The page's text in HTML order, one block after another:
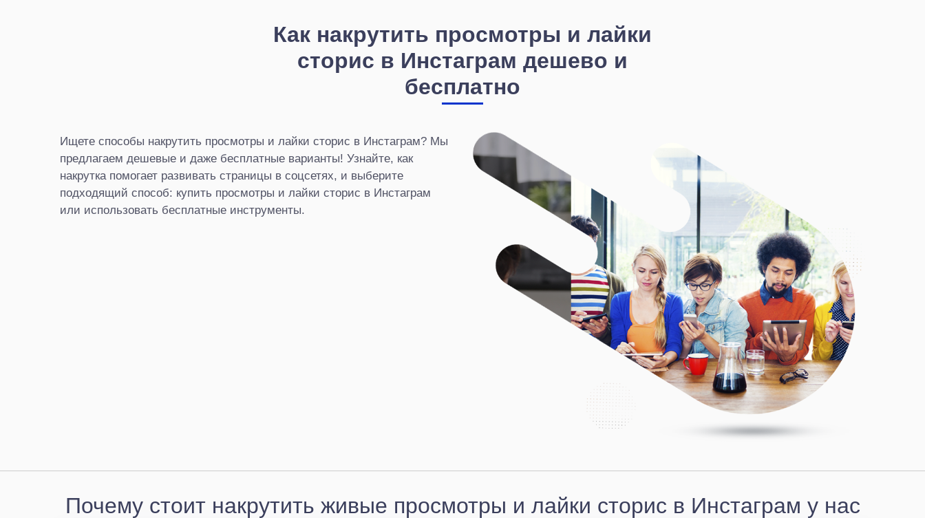
Как накрутить просмотры и лайки
сторис в Инстаграм дешево и
бесплатно
Ищете способы накрутить просмотры и лайки сторис в Инстаграм? Мы
предлагаем дешевые и даже бесплатные варианты! Узнайте, как
накрутка помогает развивать страницы в соцсетях, и выберите
подходящий способ: купить просмотры и лайки сторис в Инстаграм
или использовать бесплатные инструменты.
Почему стоит накрутить живые просмотры и лайки сторис в Инстаграм у нас